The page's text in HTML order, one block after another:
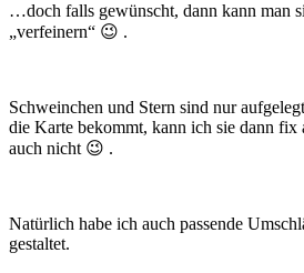
…doch falls gewünscht, dann kann man
„verfeinern“ 😉 .
Schweinchen und Stern sind nur
die Karte bekommt, kann ich sie dann fix
auch nicht 😉 .
Natürlich habe ich auch passende
gestaltet.